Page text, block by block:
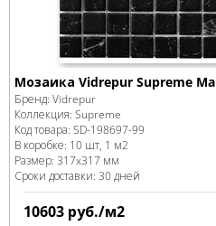
Мозаика Vidrepur Supreme
Бренд: Vidrepur
Коллекция: Supreme
Код товара: SD-198697-99
В коробке: 10 шт, 1 м2
Размер: 317x317 мм
Сроки доставки: 30 дней
10603 руб./м2